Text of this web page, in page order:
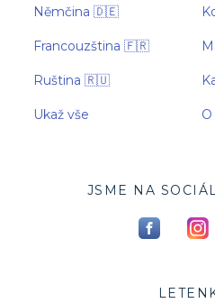
Němčina 🇩🇪
Francouzština 🇫🇷
Ruština 🇷🇺
Ukaž vše
JSME NA